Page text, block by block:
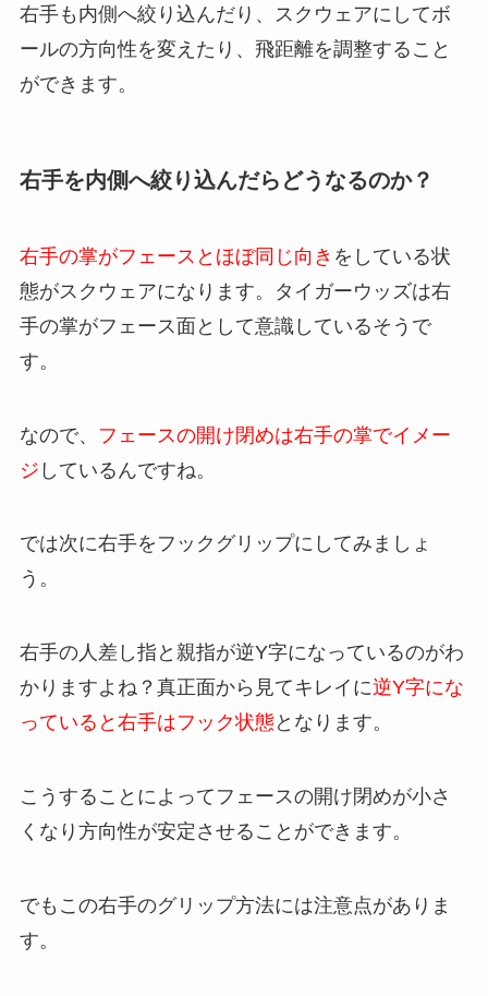
右手も内側へ絞り込んだり、スクウェアにしてボ
ールの方向性を変えたり、飛距離を調整すること
ができます。
右手を内側へ絞り込んだらどうなるのか？
右手の掌がフェースとほぼ同じ向き をしている状
態がスクウェアになります。タイガーウッズは右
手の掌がフェース面として意識しているそうで
す。
なので、
フェースの開け閉めは右手の掌でイメー
ジ しているんですね。
では次に右手をフックグリップにしてみましょ
う。
右手の人差し指と親指が逆Y字になっているのがわ
かりますよね？真正面から見てキレイに逆Y字にな
っていると右手はフック状態となります。
こうすることによってフェースの開け閉めが小さ
くなり方向性が安定させることができます。
でもこの右手のグリップ方法には注意点がありま
す。